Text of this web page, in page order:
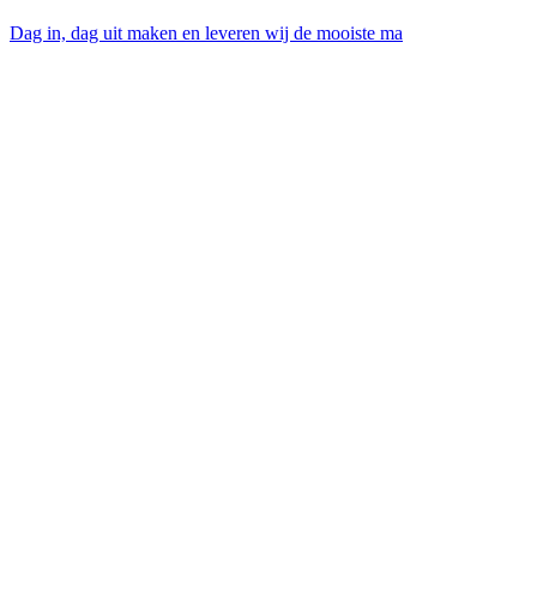
Dag in, dag uit maken en leveren wij de mooiste ma